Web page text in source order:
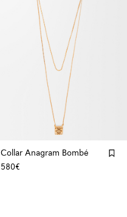
Collar Anagram Bombé
580€